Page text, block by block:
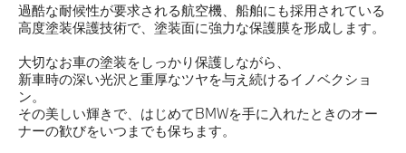
過酷な耐候性が要求される航空機、船舶にも採用されている
高度塗装保護技術で、塗装面に強力な保護膜を形成します。
大切なお車の塗装をしっかり保護しながら、
新車時の深い光沢と重厚なツヤを与え続けるイノベクショ
ン。
その美しい輝きで、はじめてBMWを手に入れたときのオー
ナーの歓びをいつまでも保ちます。